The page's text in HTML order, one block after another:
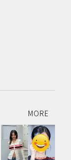
MORE